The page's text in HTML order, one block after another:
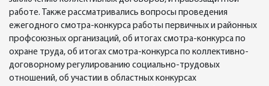
работе. Также рассматривались вопросы проведения
ежегодного смотра-конкурса работы первичных и районных
профсоюзных организаций, об итогах смотра-конкурса по
охране труда, об итогах смотра-конкурса по коллективно-
договорному регулированию социально-трудовых
отношений, об участии в областных конкурсах